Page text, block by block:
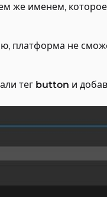
же именем,
платформа не
тег button и